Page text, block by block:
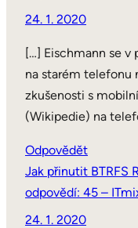
24. 1. 2020
[…] Eischmann se v
na starém telefonu
zkušenosti s
(Wikipedie) na
Odpovědět
Jak přinutit BTRFS
odpovědí: 45 –
24. 1. 2020